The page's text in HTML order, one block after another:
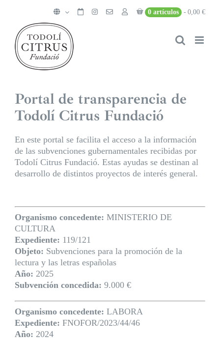
contenido
0 artículos 0,00 €
Portal de transparencia de
Todolí Citrus Fundació
En este portal se facilita el acceso a la información
de las subvenciones gubernamentales recibidas por
Todolí Citrus Fundació. Estas ayudas se destinan al
desarrollo de distintos proyectos de interés general.
Organismo concedente: MINISTERIO DE
CULTURA
Expediente: 119/121
Objeto: Subvenciones para la promoción de la
lectura y las letras españolas
Año: 2025
Subvención concedida: 9.000 €
Organismo concedente: LABORA
Expediente: FNOFOR/2023/44/46
Año: 2024